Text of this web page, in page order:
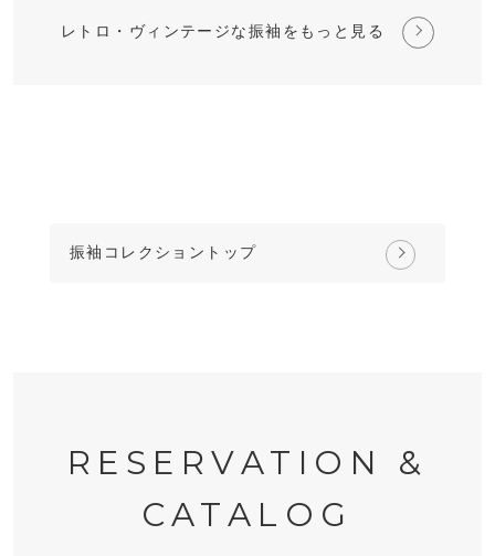
レトロ・ヴィンテージな振袖をもっと見る
振袖コレクショントップ
RESERVATION &
CATALOG